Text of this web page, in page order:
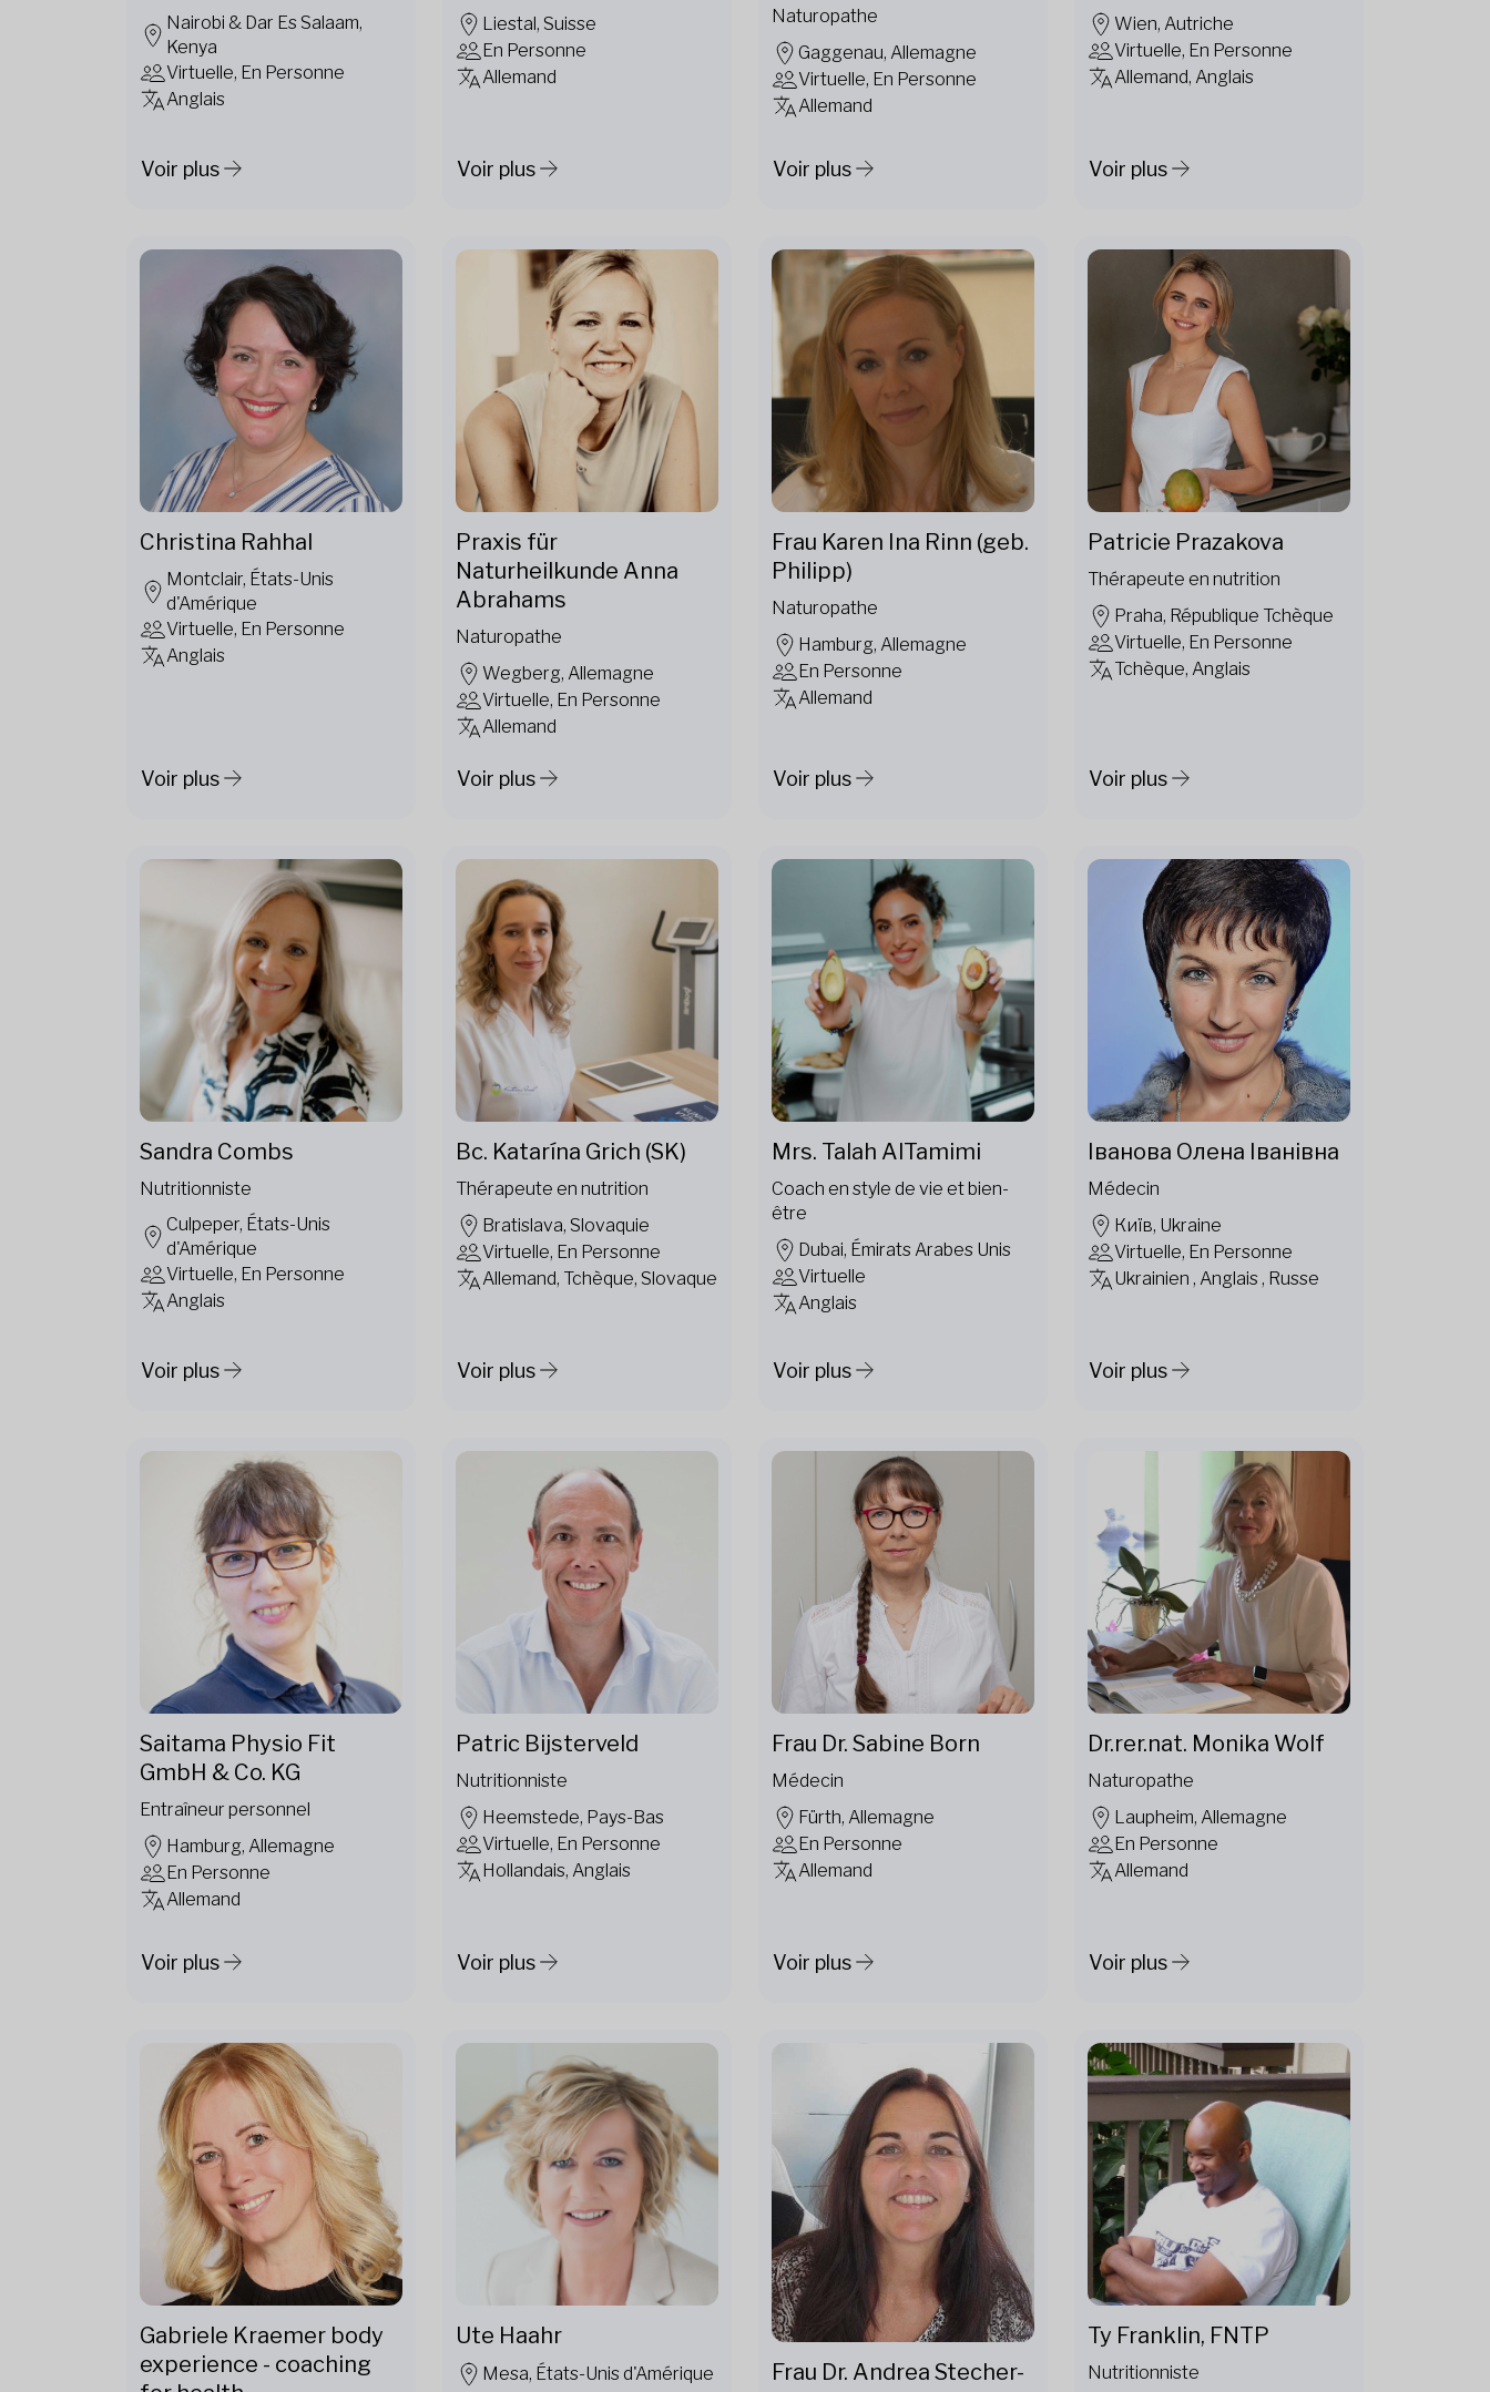
Nairobi & Dar Es Salaam,
Kenya
Virtuelle, En Personne
Anglais
Voir plus
Liestal, Suisse
En Personne
Allemand
Voir plus
Naturopathe
Gaggenau, Allemagne
Virtuelle, En Personne
Allemand
Voir plus
Wien, Autriche
Virtuelle, En Personne
Allemand, Anglais
Voir plus
Christina Rahhal
Montclair, États-Unis
d'Amérique
Virtuelle, En Personne
Anglais
Voir plus
Praxis für
Naturheilkunde Anna
Abrahams
Naturopathe
Wegberg, Allemagne
Virtuelle, En Personne
Allemand
Voir plus
Frau Karen Ina Rinn (geb.
Philipp)
Naturopathe
Hamburg, Allemagne
En Personne
Allemand
Voir plus
Patricie Prazakova
Thérapeute en nutrition
Praha, République Tchèque
Virtuelle, En Personne
Tchèque, Anglais
Voir plus
Sandra Combs
Nutritionniste
Culpeper, États-Unis
d'Amérique
Virtuelle, En Personne
Anglais
Voir plus
Bc. Katarína Grich (SK)
Thérapeute en nutrition
Bratislava, Slovaquie
Virtuelle, En Personne
Allemand, Tchèque, Slovaque
Voir plus
Mrs. Talah AlTamimi
Coach en style de vie et bien-
être
Dubai, Émirats Arabes Unis
Virtuelle
Anglais
Voir plus
Іванова Олена Іванівна
Médecin
Київ, Ukraine
Virtuelle, En Personne
Ukrainien , Anglais , Russe
Voir plus
Saitama Physio Fit
GmbH & Co. KG
Entraîneur personnel
Hamburg, Allemagne
En Personne
Allemand
Voir plus
Patric Bijsterveld
Nutritionniste
Heemstede, Pays-Bas
Virtuelle, En Personne
Hollandais, Anglais
Voir plus
Frau Dr. Sabine Born
Médecin
Fürth, Allemagne
En Personne
Allemand
Voir plus
Dr.rer.nat. Monika Wolf
Naturopathe
Laupheim, Allemagne
En Personne
Allemand
Voir plus
Gabriele Kraemer body
experience - coaching
Ute Haahr
Mesa, États-Unis d'Amérique
Frau Dr. Andrea Stecher-
Ty Franklin, FNTP
Nutritionniste